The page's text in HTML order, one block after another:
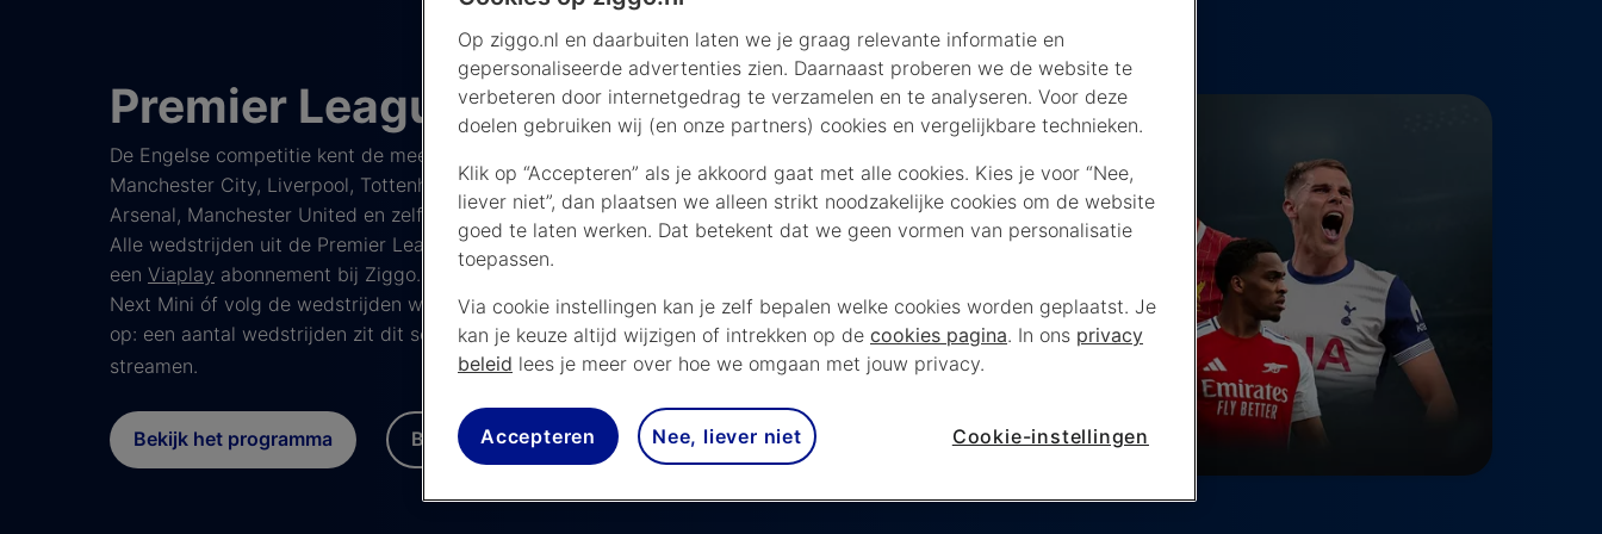
Premier League 2026/2027
De Engelse competitie kent de meeste potentiële titelkandidaten, zoals
Manchester City, Liverpool, Tottenham Hotspur en Chelsea. Maar ook
Arsenal, Manchester United en zelfs Aston Villa komen doorgaans dichtbij.
Alle wedstrijden uit de Premier League volg je het hele seizoen live met
een Viaplay abonnement bij Ziggo. Kijk eenvoudig op je Mediabox Next of
Next Mini óf volg de wedstrijden waar je ook bent met de Viaplay app. Let
op: een aantal wedstrijden zit dit seizoen exclusief bij Prime Video te
streamen.
Bekijk het programma Bekijk de stand
Op ziggo.nl en daarbuiten laten we je graag relevante informatie en
gepersonaliseerde advertenties zien. Daarnaast proberen we de website te
verbeteren door internetgedrag te verzamelen en te analyseren. Voor deze
doelen gebruiken wij (en onze partners) cookies en vergelijkbare technieken.
Klik op “Accepteren” als je akkoord gaat met alle cookies. Kies je voor “Nee,
liever niet”, dan plaatsen we alleen strikt noodzakelijke cookies om de website
goed te laten werken. Dat betekent dat we geen vormen van personalisatie
toepassen.
Via cookie instellingen kan je zelf bepalen welke cookies worden geplaatst. Je
kan je keuze altijd wijzigen of intrekken op de cookies pagina. In ons privacy
beleid lees je meer over hoe we omgaan met jouw privacy.
Accepteren Nee, liever niet Cookie-instellingen